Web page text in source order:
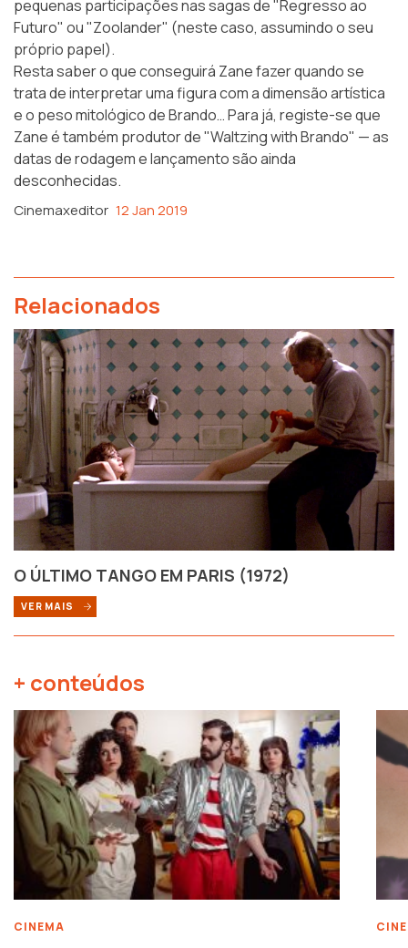
pequenas participações nas sagas de "Regresso ao
Futuro" ou "Zoolander" (neste caso, assumindo o seu
próprio papel).
Resta saber o que conseguirá Zane fazer quando se
trata de interpretar uma figura com a dimensão artística
e o peso mitológico de Brando… Para já, registe-se que
Zane é também produtor de "Waltzing with Brando" — as
datas de rodagem e lançamento são ainda
desconhecidas.
Cinemaxeditor 12 Jan 2019
Relacionados
O ÚLTIMO TANGO EM PARIS (1972)
VER MAIS
+ conteúdos
CINEMA